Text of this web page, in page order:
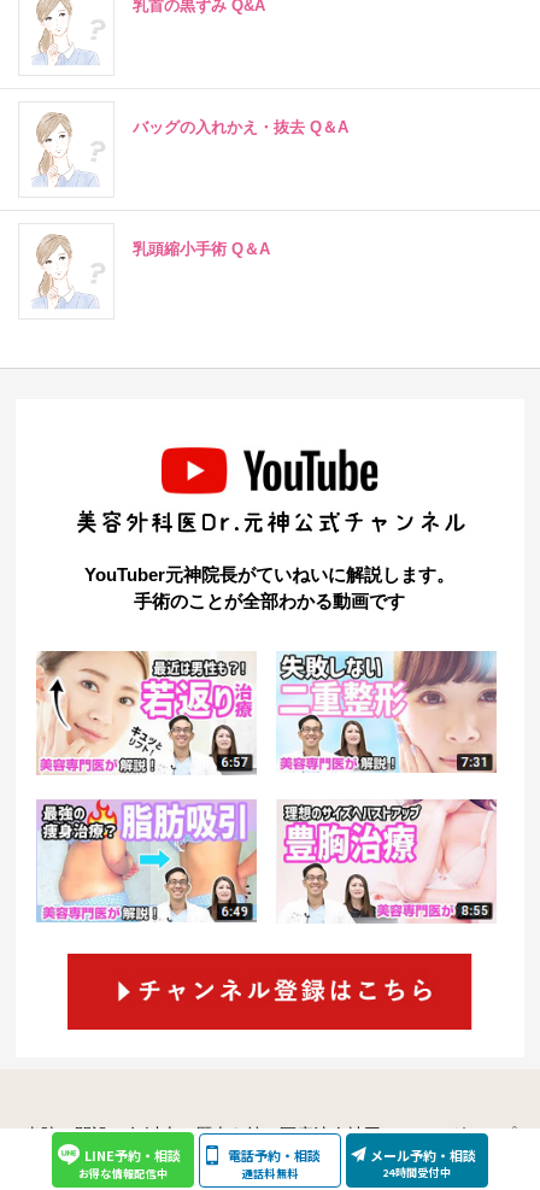
乳首の黒ずみ Q&A
バッグの入れかえ・抜去 Q＆A
乳頭縮小手術 Q＆A
YouTuber元神院長がていねいに解説します。
手術のことが全部わかる動画です
当院は開設20年以上の歴史を持つ医療法人社団セレスのグループ
クリニックです。千葉船橋院：千葉県船橋市（JR総武線・横須
LINE予約・相談
お得な情報配信中
電話予約・相談
通話料無料
メール予約・相談
24時間受付中